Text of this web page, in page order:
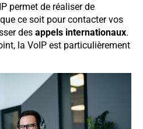
permet de réaliser de
ce soit pour contacter vos
des appels internationaux.
la VoIP est particulièrement